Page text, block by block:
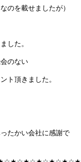
のを載せましたが）
した。
のない
ト頂きました。
たかい会社に感謝で